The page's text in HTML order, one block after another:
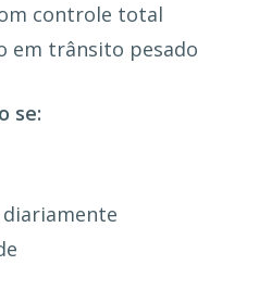
controle total
em trânsito pesado
se: